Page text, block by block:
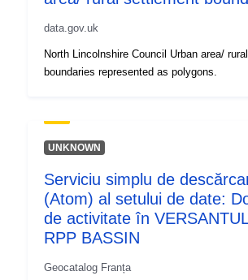
data.gov.uk
North Lincolnshire Council Urban area/
boundaries represented as polygons.
UNKNOWN
Serviciu simplu de
(Atom) al setului de date:
de activitate în
RPP BASSIN
Geocatalog Franța